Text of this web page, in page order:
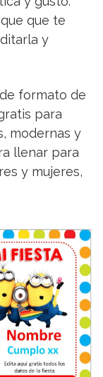
que te
y
formato de
para
modernas y
llenar para
y mujeres,